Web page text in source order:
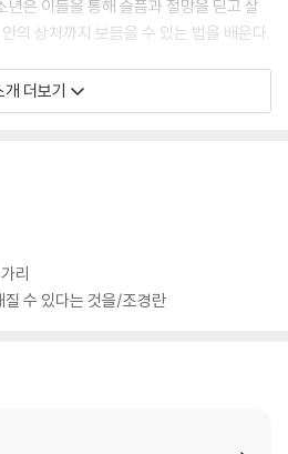
은 이들을 통해 슬픔과 절망을 딛고 살
의 상처까지 보듬을 수 있는 법을 배운다.
한하고도 깊은 애정’이 담겨 있는 소설이다.
설이다. 모모의 등에 지워진 삶의 무게는
의 인생을 짓누르는 그 삶의 무게가 아니
한 냉소로 그 무게를 떨쳐내려 한다.
』은 프랑스 메르퀴르 드 프랑스 사와 정
, 그야말로 정본이라 할 수 있다. 이 책에
개 더보기
리
수 있다는 것을/조경란